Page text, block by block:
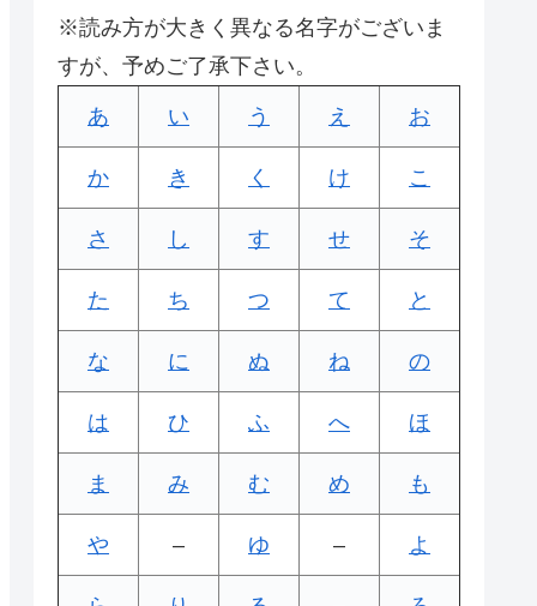
※読み方が大きく異なる名字がございま
すが、予めご了承下さい。
あ い う え お
か き く け こ
さ し す せ そ
た ち つ て と
な に ぬ ね の
は ひ ふ へ ほ
ま み む め も
や – ゆ – よ